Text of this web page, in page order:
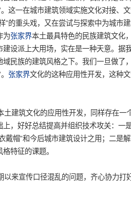
。这一在城市建筑领域实施文化对接、
”的重头戏，又在尝试与探索中为城市
为张家界本土最具特色的民族建筑文化
建设派上大用场，实在是一种天意。据
民族的建筑风格之下。我们一旦做了
张家界文化的这种应用性开发，这种
建筑文化的应用性开发，同样存在一
，好好总结提高并组织技术攻关：一
戴帽”和今后城市建筑设计之用；二是
特征的课题。
来宣传口径混乱的问题，齐心协力打